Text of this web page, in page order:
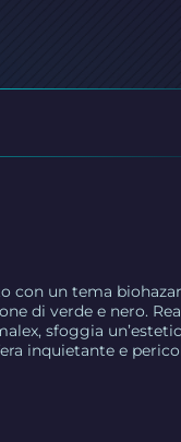
con un tema
di verde e nero.
sfoggia
inquietante e